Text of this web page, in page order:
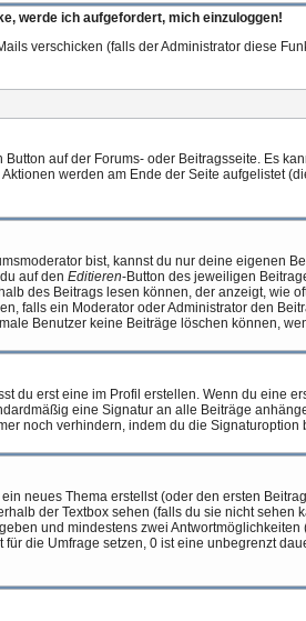
werde ich aufgefordert, mich einzuloggen!
verschicken (falls der Administrator diese
auf der Forums- oder Beitragsseite. Es
werden am Ende der Seite aufgelistet
bist, kannst du nur deine eigenen
auf den Editieren-Button des jeweiligen
des Beitrags lesen können, der anzeigt, wie
falls ein Moderator oder Administrator den
Benutzer keine Beiträge löschen können,
du erst eine im Profil erstellen. Wenn du eine
eine Signatur an alle Beiträge
noch verhindern, indem du die
neues Thema erstellst (oder den ersten
der Textbox sehen (falls du sie nicht sehen
und mindestens zwei
die Umfrage setzen, 0 ist eine unbegrenzt